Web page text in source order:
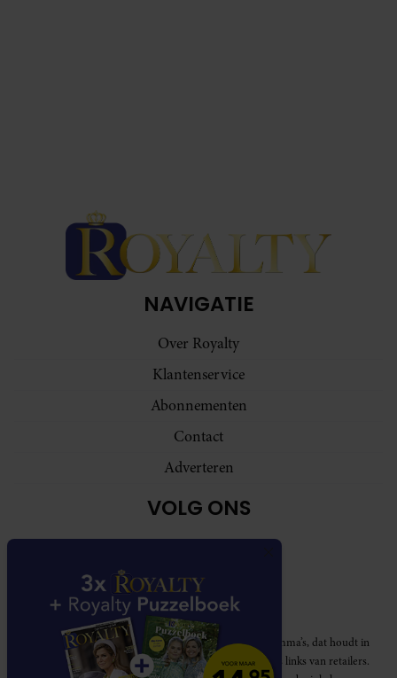
NAVIGATIE
Over Royalty
Klantenservice
Abonnementen
Contact
Adverteren
VOLG ONS
Royalty participeert in diverse affiliate marketing programma’s, dat houdt in
dat Royalty commissies ontvangt voor aankopen middels links van retailers.